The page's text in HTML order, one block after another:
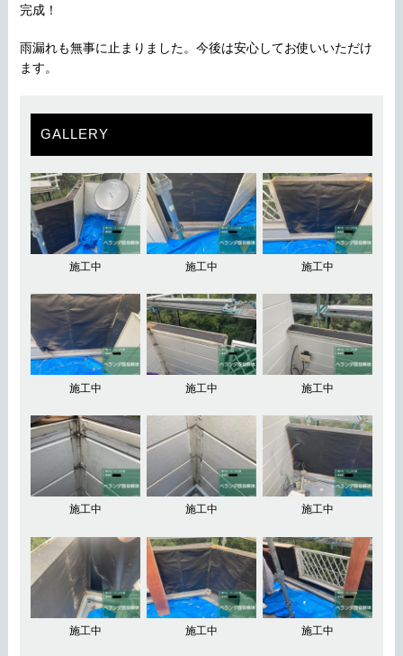
完成！
雨漏れも無事に止まりました。今後は安心してお使いいただけ
ます。
GALLERY
施工中 施工中 施工中
施工中 施工中 施工中
施工中 施工中 施工中
施工中 施工中 施工中